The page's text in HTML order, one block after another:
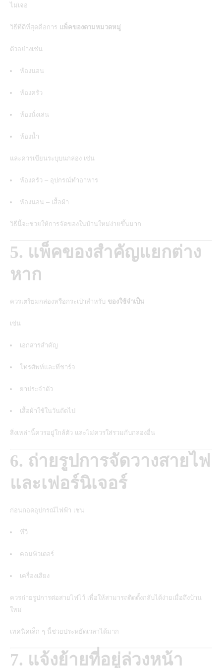
ไม่เจอ
วิธีที่ดีที่สุดคือการ แพ็คของตามหมวดหมู่
ตัวอย่างเช่น
ห้องนอน
ห้องครัว
ห้องนั่งเล่น
ห้องน้ำ
และควรเขียนระบุบนกล่อง เช่น
ห้องครัว – อุปกรณ์ทำอาหาร
ห้องนอน – เสื้อผ้า
วิธีนี้จะช่วยให้การจัดของในบ้านใหม่ง่ายขึ้นมาก
5. แพ็คของสำคัญแยกต่าง
หาก
ควรเตรียมกล่องหรือกระเป๋าสำหรับ ของใช้จำเป็น
เช่น
เอกสารสำคัญ
โทรศัพท์และที่ชาร์จ
ยาประจำตัว
เสื้อผ้าใช้ในวันถัดไป
สิ่งเหล่านี้ควรอยู่ใกล้ตัว และไม่ควรใส่รวมกับกล่องอื่น
6. ถ่ายรูปการจัดวางสายไฟ
และเฟอร์นิเจอร์
ก่อนถอดอุปกรณ์ไฟฟ้า เช่น
ทีวี
คอมพิวเตอร์
เครื่องเสียง
ควรถ่ายรูปการต่อสายไฟไว้ เพื่อให้สามารถติดตั้งกลับได้ง่ายเมื่อถึงบ้าน
ใหม่
เทคนิคเล็ก ๆ นี้ช่วยประหยัดเวลาได้มาก
7. แจ้งย้ายที่อยู่ล่วงหน้า